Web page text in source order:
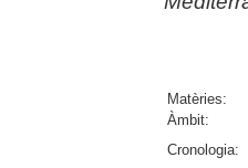
Matèries:
Àmbit:
Cronologia: